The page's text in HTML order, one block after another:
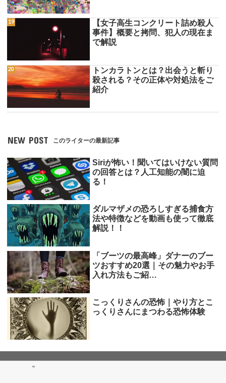
【女子高生コンクリート詰め殺人
事件】概要と拷問、犯人の現在ま
で解説
トンカラトンとは？出会うと斬り
殺される？その正体や対処法をご
紹介
NEW POST このライターの最新記事
Siriが怖い！聞いてはいけない質問
の回答とは？人工知能の闇に迫
る！
ダルマザメの恐ろしすぎる捕食方
法や特徴などを動画も使って徹底
解説！！
「ブーツの最高峰」ダナーのブー
ツおすすめ20選｜その魅力やお手
入れ方法もご紹…
こっくりさんの恐怖｜やり方とこ
っくりさんにまつわる恐怖体験
"